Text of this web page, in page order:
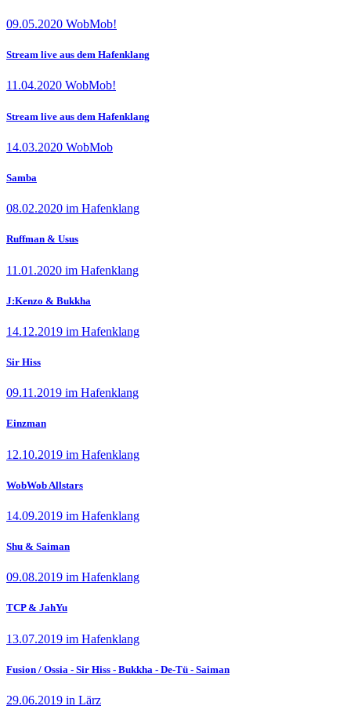
09.05.2020 WobMob!
Stream live aus dem Hafenklang
11.04.2020 WobMob!
Stream live aus dem Hafenklang
14.03.2020 WobMob
Samba
08.02.2020 im Hafenklang
Ruffman & Usus
11.01.2020 im Hafenklang
J:Kenzo & Bukkha
14.12.2019 im Hafenklang
Sir Hiss
09.11.2019 im Hafenklang
Einzman
12.10.2019 im Hafenklang
WobWob Allstars
14.09.2019 im Hafenklang
Shu & Saiman
09.08.2019 im Hafenklang
TCP & JahYu
13.07.2019 im Hafenklang
Fusion / Ossia - Sir Hiss - Bukkha - De-Tü - Saiman
29.06.2019 in Lärz